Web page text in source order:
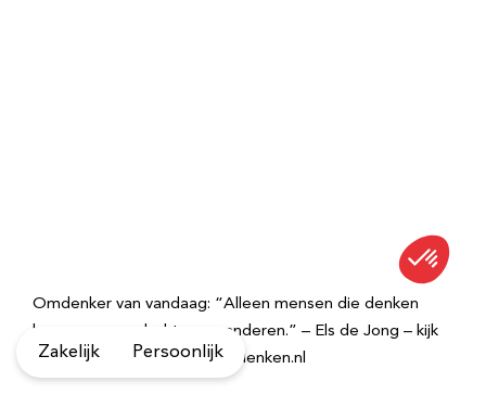
Omdenker van vandaag: “Alleen mensen die denken
kunnen van gedachten veranderen.” – Els de Jong – kijk
voor meer spreuken op Omdenken.nl
Zakelijk Persoonlijk